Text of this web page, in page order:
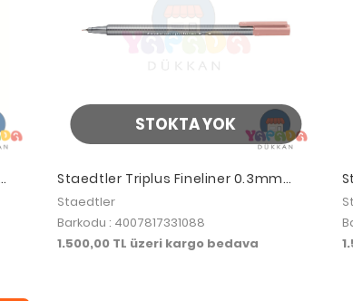
STOKTA YOK
Staedtler Triplus Fineliner 0.3mm
Light Rose 334-21
Staedtler
Barkodu : 4007817331088
1.500,00 TL üzeri kargo bedava